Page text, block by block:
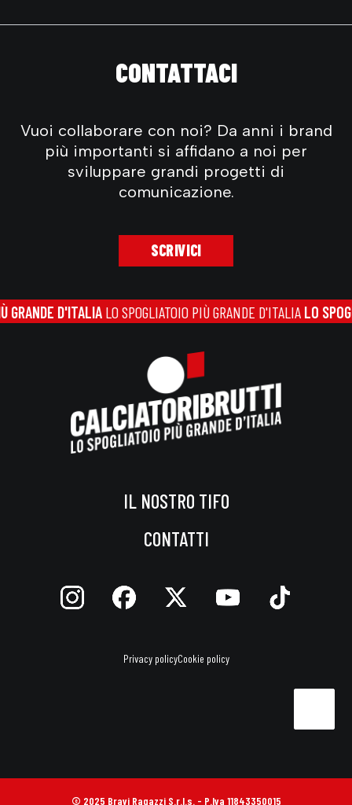
CONTATTACI
Vuoi collaborare con noi? Da anni i brand
più importanti si affidano a noi per
sviluppare grandi progetti di
comunicazione.
SCRIVICI
D'ITALIALO SPOGLIATOIO PIÙ GRANDE D'ITALIALO
IL NOSTRO TIFO
CONTATTI
Privacy policyCookie policy
© 2025 Bravi Ragazzi S.r.l.s. - P.Iva 11843350015